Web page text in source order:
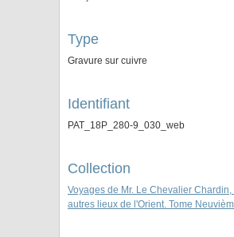
Type
Gravure sur cuivre
Identifiant
PAT_18P_280-9_030_web
Collection
Voyages de Mr. Le Chevalier Chardin,
autres lieux de l'Orient. Tome